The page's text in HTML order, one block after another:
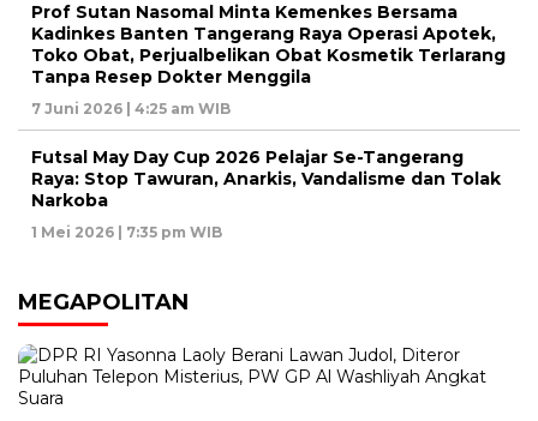
Prof Sutan Nasomal Minta Kemenkes Bersama
Kadinkes Banten Tangerang Raya Operasi Apotek,
Toko Obat, Perjualbelikan Obat Kosmetik Terlarang
Tanpa Resep Dokter Menggila
7 Juni 2026 | 4:25 am WIB
Futsal May Day Cup 2026 Pelajar Se-Tangerang
Raya: Stop Tawuran, Anarkis, Vandalisme dan Tolak
Narkoba
1 Mei 2026 | 7:35 pm WIB
MEGAPOLITAN